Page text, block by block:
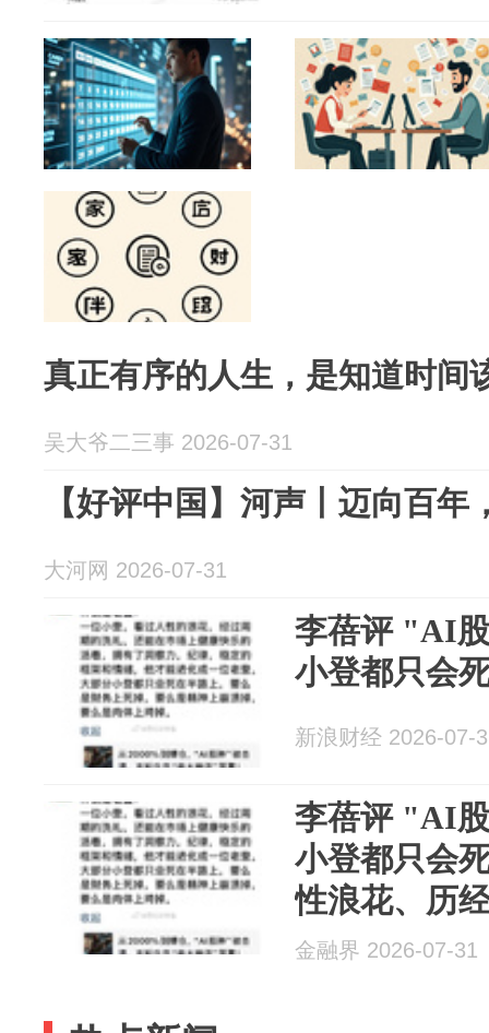
真正有序的人生，是知道时间
吴大爷二三事 2026-07-31
【好评中国】河声丨迈向百年
大河网 2026-07-31
李蓓评 "AI
小登都只会
新浪财经 2026-07-
李蓓评 "AI
小登都只会
性浪花、历
能进化成老
金融界 2026-07-31